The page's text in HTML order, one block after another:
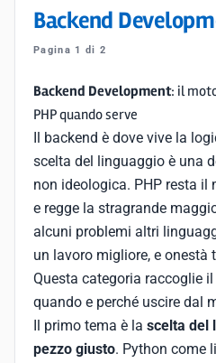
Backend
Pagina 1 di 2
Backend Development: il
PHP quando serve
Il backend è dove vive la
scelta del linguaggio è una
non ideologica. PHP resta
e regge la stragrande
alcuni problemi altri
un lavoro migliore, e onestà
Questa categoria raccoglie
quando e perché uscire dal
Il primo tema è la scelta del
pezzo giusto. Python come